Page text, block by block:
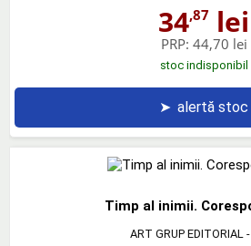
34,87 lei
PRP: 44,70 lei
stoc indisponibil
➤ alertă stoc
Timp al inimii.
ART GRUP EDITORIAL